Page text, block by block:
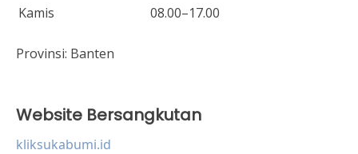
Kamis
08.00–17.00
Provinsi: Banten
Website Bersangkutan
kliksukabumi.id